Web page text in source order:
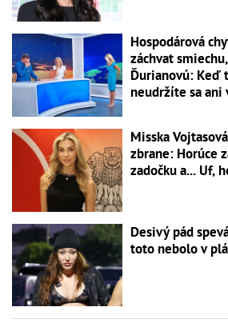
Hospodárová
záchvat
Ďurianovú: Keď
neudržíte sa ani
Misska
zbrane: Horúce
zadočku a... Uf,
Desivý pád
toto nebolo v